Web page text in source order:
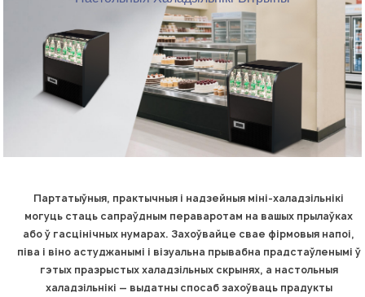
Партатыўныя, практычныя і надзейныя міні-халадзільнікі
могуць стаць сапраўдным пераваротам на вашых прылаўках
або ў гасцінічных нумарах. Захоўвайце свае фірмовыя напоі,
піва і віно астуджанымі і візуальна прывабна прадстаўленымі ў
гэтых празрыстых халадзільных скрынях, а настольныя
халадзільнікі — выдатны спосаб захоўваць прадукты